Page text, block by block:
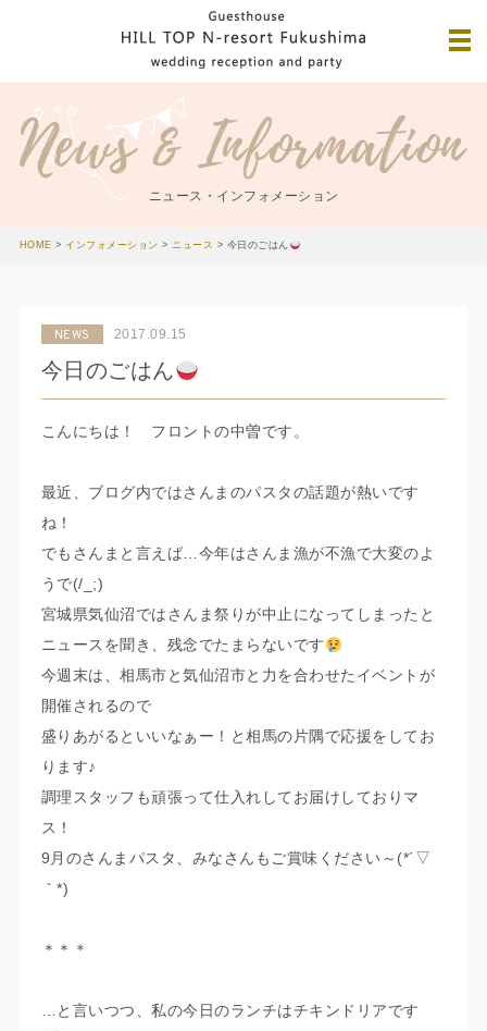
ニュース・インフォメーション
HOME > インフォメーション >ニュース > 今日のごはん
NEWS 2017.09.15
今日のごはん
こんにちは！ フロントの中曽です。
最近、ブログ内ではさんまのパスタの話題が熱いです
ね！
でもさんまと言えば…今年はさんま漁が不漁で大変のよ
うで(/_;)
宮城県気仙沼ではさんま祭りが中止になってしまったと
ニュースを聞き、残念でたまらないです
今週末は、相馬市と気仙沼市と力を合わせたイベントが
開催されるので
盛りあがるといいなぁー！と相馬の片隅で応援をしてお
ります♪
調理スタッフも頑張って仕入れしてお届けしておりマ
ス！
9月のさんまパスタ、みなさんもご賞味ください～(*´▽
｀*)
＊＊＊
…と言いつつ、私の今日のランチはチキンドリアです